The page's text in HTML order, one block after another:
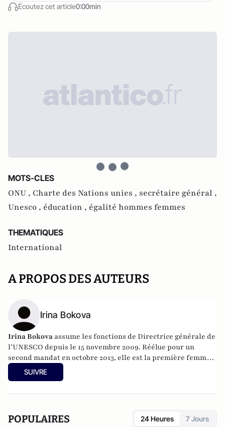
Écoutez cet article0:00min
MOTS-CLES
ONU , Charte des Nations unies , secrétaire général ,
Unesco , éducation , égalité hommes femmes
THEMATIQUES
International
A PROPOS DES AUTEURS
Irina Bokova
Irina Bokova assume les fonctions de Directrice générale de
l’UNESCO depuis le 15 novembre 2009. Réélue pour un
second mandat en octobre 2013, elle est la première femme
et la première candidate de l’Europe de l’Est, à se voir élue à
la tête de cette Organisation.
SUIVRE
POPULAIRES 24 Heures 7 Jours